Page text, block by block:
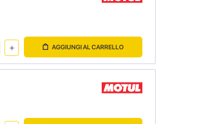
AGGIUNGI AL CARRELLO